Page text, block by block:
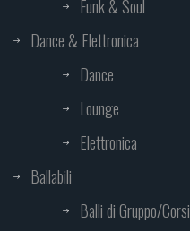
Funk & Soul
Dance & Elettronica
Dance
Lounge
Elettronica
Ballabili
Balli di Gruppo/Corsi